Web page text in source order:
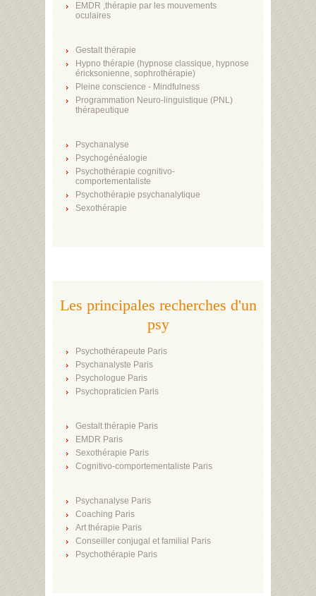
EMDR ,thérapie par les mouvements
oculaires
Gestalt thérapie
Hypno thérapie (hypnose classique, hypnose
éricksonienne, sophrothérapie)
Pleine conscience - Mindfulness
Programmation Neuro-linguistique (PNL)
thérapeutique
Psychanalyse
Psychogénéalogie
Psychothérapie cognitivo-
comportementaliste
Psychothérapie psychanalytique
Sexothérapie
Les principales recherches d'un
psy
Psychothérapeute Paris
Psychanalyste Paris
Psychologue Paris
Psychopraticien Paris
Gestalt thérapie Paris
EMDR Paris
Sexothérapie Paris
Cognitivo-comportementaliste Paris
Psychanalyse Paris
Coaching Paris
Art thérapie Paris
Conseiller conjugal et familial Paris
Psychothérapie Paris